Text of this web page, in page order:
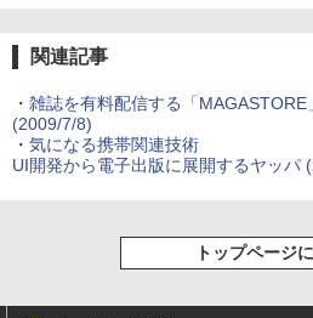
関連記事
・ 雑誌を有料配信する「
(2009/7/8)
・ 気になる携帯関連技術
UI開発から電子出版に展開するヤッパ
トップページ